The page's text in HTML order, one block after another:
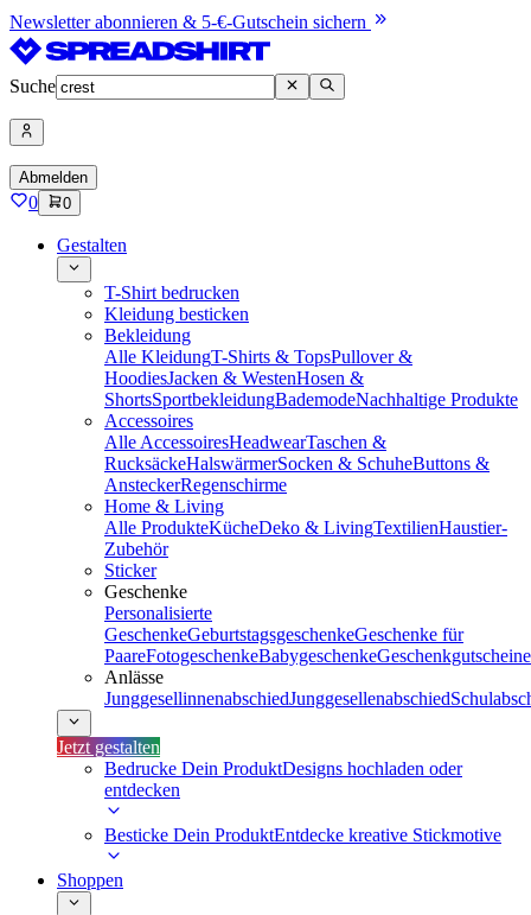
Newsletter abonnieren & 5-€-Gutschein sichern
Suche
Abmelden
0 0
Gestalten
T-Shirt bedrucken
Kleidung besticken
Bekleidung
Alle KleidungT-Shirts & TopsPullover &
HoodiesJacken & WestenHosen &
ShortsSportbekleidungBademodeNachhaltige Produkte
Accessoires
Alle AccessoiresHeadwearTaschen &
RucksäckeHalswärmerSocken & SchuheButtons &
AnsteckerRegenschirme
Home & Living
Alle ProdukteKücheDeko & LivingTextilienHaustier-
Zubehör
Sticker
Geschenke
Personalisierte
GeschenkeGeburtstagsgeschenkeGeschenke für
PaareFotogeschenkeBabygeschenkeGeschenkgutscheine
Anlässe
JunggesellinnenabschiedJunggesellenabschied
Jetzt gestalten
Bedrucke Dein ProduktDesigns hochladen oder
entdecken
Besticke Dein ProduktEntdecke kreative Stickmotive
Shoppen